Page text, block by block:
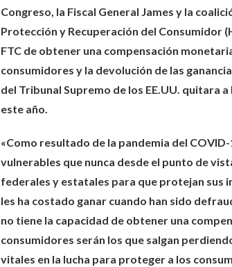
Congreso, la Fiscal General James y la
Protección y Recuperación del Consumidor
FTC de obtener una compensación
consumidores y la devolución de las
del Tribunal Supremo de los EE.UU. quitara
este año.
«Como resultado de la pandemia del
vulnerables que nunca desde el punto de
federales y estatales para que protejan sus
les ha costado ganar cuando han sido
no tiene la capacidad de obtener una
consumidores serán los que salgan
vitales en la lucha para proteger a los